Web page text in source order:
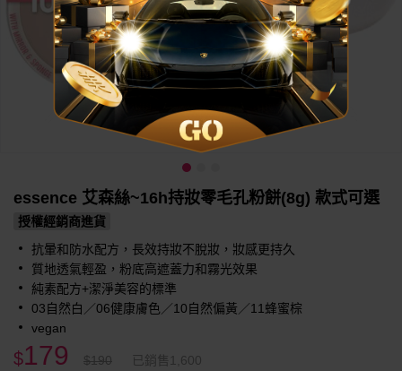
essence 艾森絲~16h持妝零毛孔粉餅(8g) 款式可選
授權經銷商進貨
抗暈和防水配方，長效持妝不脫妝，妝感更持久
質地透氣輕盈，粉底高遮蓋力和霧光效果
純素配方+潔淨美容的標準
03自然白／06健康膚色／10自然偏黃／11蜂蜜棕
vegan
$179 $190 已銷售1,600